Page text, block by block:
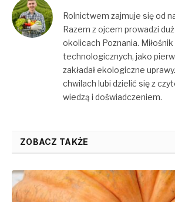
Rolnictwem zajmuje się od
Razem z ojcem prowadzi
okolicach Poznania.
technologicznych, jako
zakładał ekologiczne
chwilach lubi dzielić się z
wiedzą i doświadczeniem.
ZOBACZ TAKŻE